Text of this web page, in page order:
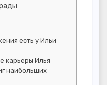
есть у Ильи
карьеры Илья
наибольших